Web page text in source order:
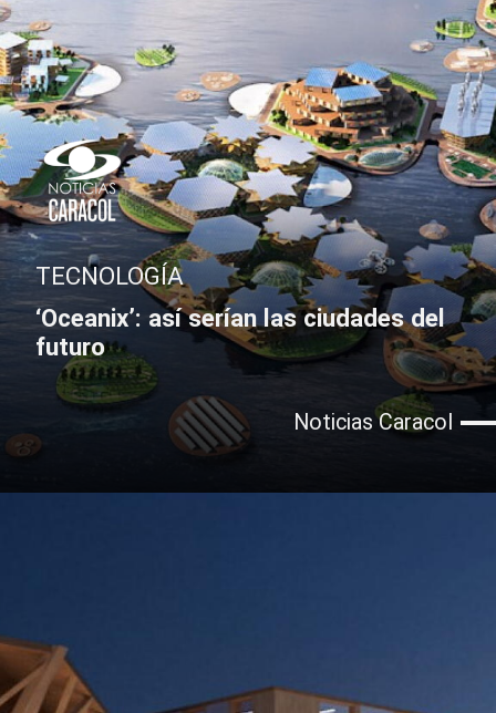
TECNOLOGÍA
‘Oceanix’: así serían las ciudades del
futuro
Noticias Caracol